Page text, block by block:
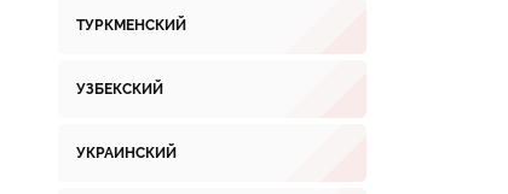
ТУРКМЕНСКИЙ
УЗБЕКСКИЙ
УКРАИНСКИЙ